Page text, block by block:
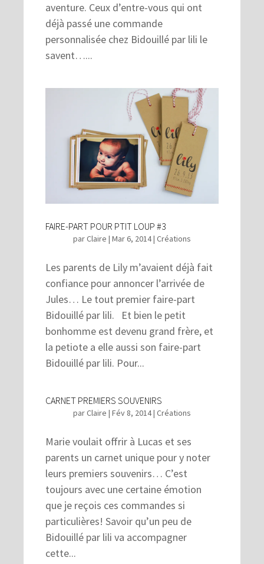
aventure. Ceux d’entre-vous qui ont
déjà passé une commande
personnalisée chez Bidouillé par lili le
savent…...
FAIRE-PART POUR PTIT LOUP #3
parClaire | Mar 6, 2014| Créations
Les parents de Lily m’avaient déjà fait
confiance pour annoncer l’arrivée de
Jules… Le tout premier faire-part
Bidouillé par lili. Et bien le petit
bonhomme est devenu grand frère, et
la petiote a elle aussi son faire-part
Bidouillé par lili. Pour...
CARNET PREMIERS SOUVENIRS
parClaire | Fév 8, 2014| Créations
Marie voulait offrir à Lucas et ses
parents un carnet unique pour y noter
leurs premiers souvenirs… C’est
toujours avec une certaine émotion
que je reçois ces commandes si
particulières! Savoir qu’un peu de
Bidouillé par lili va accompagner
cette...